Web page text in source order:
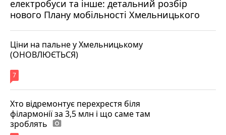
електробуси та інше: детальний розбір
нового Плану мобільності Хмельницького
Ціни на пальне у Хмельницькому
(ОНОВЛЮЄТЬСЯ)
7
Хто відремонтує перехрестя біля
філармонії за 3,5 млн і що саме там
зроблять photo_camera